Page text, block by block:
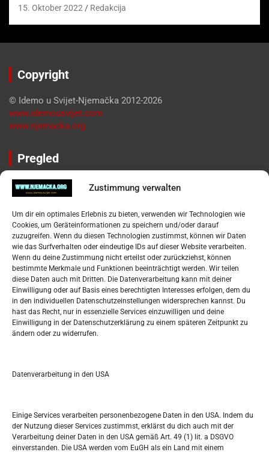
Zustimmung verwalten
Um dir ein optimales Erlebnis zu bieten, verwenden wir Technologien wie
Cookies, um Geräteinformationen zu speichern und/oder darauf
zuzugreifen. Wenn du diesen Technologien zustimmst, können wir Daten
wie das Surfverhalten oder eindeutige IDs auf dieser Website verarbeiten.
Wenn du deine Zustimmung nicht erteilst oder zurückziehst, können
bestimmte Merkmale und Funktionen beeinträchtigt werden. Wir teilen
diese Daten auch mit Dritten. Die Datenverarbeitung kann mit deiner
Einwilligung oder auf Basis eines berechtigten Interesses erfolgen, dem du
in den individuellen Datenschutzeinstellungen widersprechen kannst. Du
hast das Recht, nur in essenzielle Services einzuwilligen und deine
Einwilligung in der Datenschutzerklärung zu einem späteren Zeitpunkt zu
ändern oder zu widerrufen.
Datenverarbeitung in den USA
Einige Services verarbeiten personenbezogene Daten in den USA. Indem du
der Nutzung dieser Services zustimmst, erklärst du dich auch mit der
Verarbeitung deiner Daten in den USA gemäß Art. 49 (1) lit. a DSGVO
einverstanden. Die USA werden vom EuGH als ein Land mit einem
15. Oktober 2022 Redakcija
Copyright
© Idemo u Svijet-Njemačka 2012-2026
www.idemousvijet.com
www.njemacka.org
Pregled
Impressum
Datenschutzerklärung
Widerufsbelehrung
Oglašavanje / Postavite svoj oglas
Tko je “Idemo u Svijet – Njemačka?
Pretražite stranicu:
S
e
a
h
M D M D F S S
1